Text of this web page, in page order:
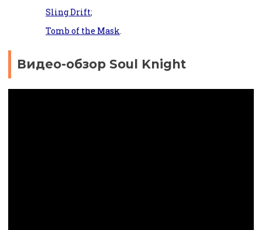
Sling Drift;
Tomb of the Mask.
Видео-обзор Soul Knight